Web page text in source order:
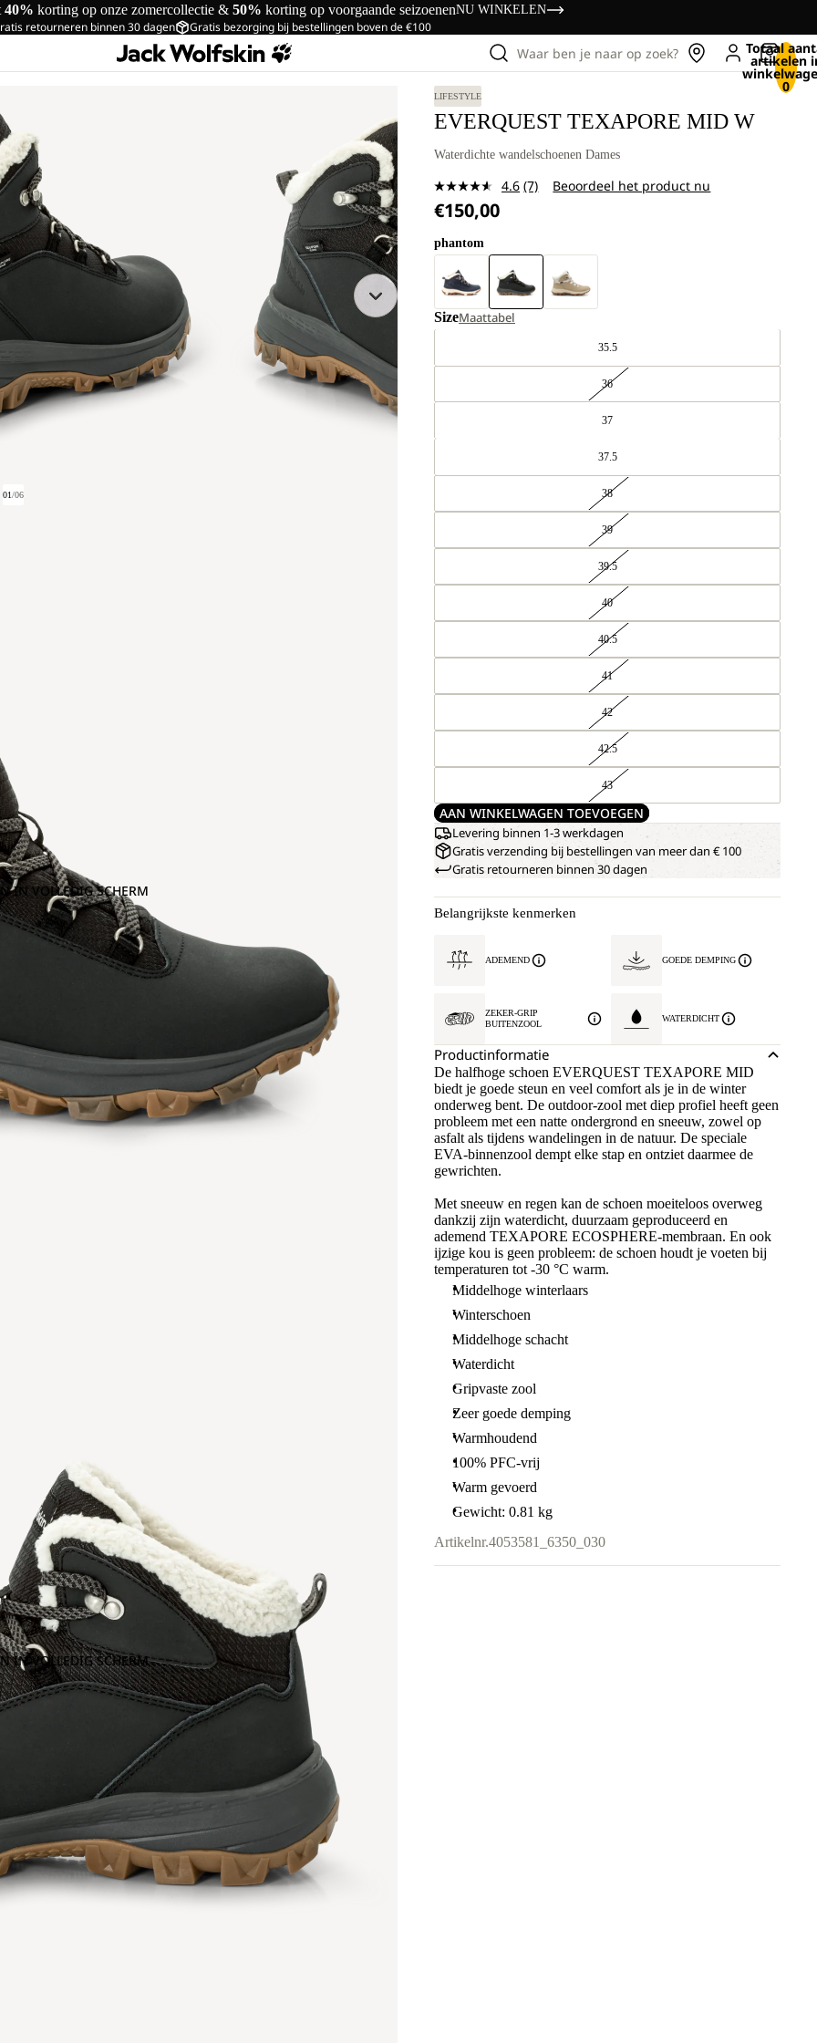
40% korting op onze zomercollectie & 50% korting op voorgaande seizoenenNU WINKELEN
retourneren binnen 30 dagen Gratis bezorging bij bestellingen boven de €100
Waar ben je naar op zoek? Totaal
artikelen
0
01/06
IN VOLLEDIG SCHERM
IN VOLLEDIG SCHERM
LIFESTYLE
EVERQUEST TEXAPORE MID W
Waterdichte wandelschoenen Dames
4.6 Lees
paginalink.
(7) Beoordeel het product nu
€150,00
phantom
SizeMaattabel
35.5
36
37
37.5
38
39
39.5
40
40.5
41
42
42.5
43
AAN WINKELWAGEN TOEVOEGEN
Levering binnen 1-3 werkdagen
Gratis verzending bij bestellingen van meer dan € 100
Gratis retourneren binnen 30 dagen
Belangrijkste kenmerken
ADEMEND GOEDE DEMPING
ZEKER-GRIP
BUITENZOOL
WATERDICHT
Productinformatie
De halfhoge schoen EVERQUEST TEXAPORE MID
biedt je goede steun en veel comfort als je in de winter
onderweg bent. De outdoor-zool met diep profiel heeft geen
probleem met een natte ondergrond en sneeuw, zowel op
asfalt als tijdens wandelingen in de natuur. De speciale
EVA-binnenzool dempt elke stap en ontziet daarmee de
gewrichten.
Met sneeuw en regen kan de schoen moeiteloos overweg
dankzij zijn waterdicht, duurzaam geproduceerd en
ademend TEXAPORE ECOSPHERE-membraan. En ook
ijzige kou is geen probleem: de schoen houdt je voeten bij
temperaturen tot -30 °C warm.
Middelhoge winterlaars
Winterschoen
Middelhoge schacht
Waterdicht
Gripvaste zool
Zeer goede demping
Warmhoudend
100% PFC-vrij
Warm gevoerd
Gewicht: 0.81 kg
Artikelnr.4053581_6350_030